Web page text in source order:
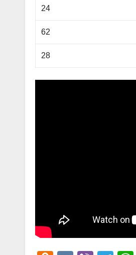
24
62
28